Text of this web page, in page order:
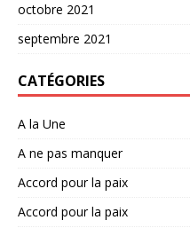
octobre 2021
septembre 2021
CATÉGORIES
A la Une
A ne pas manquer
Accord pour la paix
Accord pour la paix